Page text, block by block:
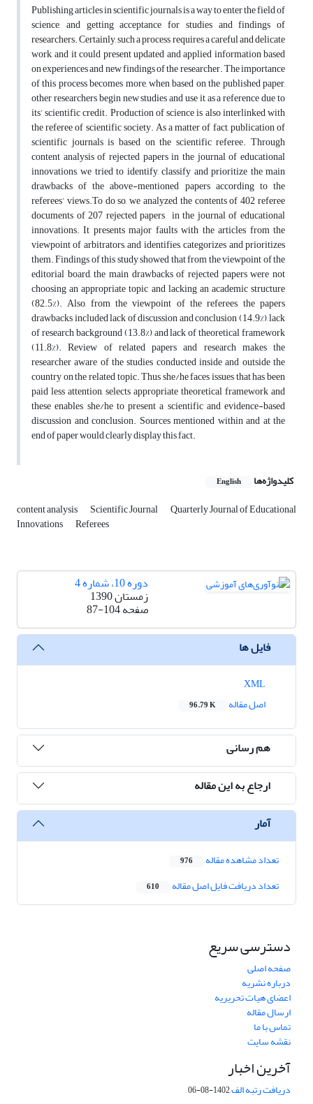
Publishing articles in scientific journals is a way to enter the field of
science, and getting acceptance for studies and findings of
researchers. Certainly, such a process requires a careful and delicate
work, and it could present updated and applied information based
on experiences and new findings of the researcher. The importance
of this process becomes more, when based on the published paper,
other researchers begin new studies and use it as a reference due to
its’ scientific credit. Production of science is also interlinked with
the referee of scientific society. As a matter of fact, publication of
scientific journals is based on the scientific referee. Through
content analysis of rejected papers in the journal of educational
innovations, we tried to identify, classify and prioritize the main
drawbacks of the above-mentioned papers according to the
referees’ views.To do so, we analyzed the contents of 402 referee
documents of 207 rejected papers in the journal of educational
innovations. It presents major faults with the articles from the
viewpoint of arbitrators, and identifies, categorizes and prioritizes
them. Findings of this study showed that from the viewpoint of the
editorial board, the main drawbacks of rejected papers were not
choosing an appropriate topic and lacking an academic structure
(82.5%). Also, from the viewpoint of the referees, the papers
drawbacks included lack of discussion and conclusion (14.9%), lack
of research background (13.8%) and lack of theoretical framework
(11.8%). Review of related papers and research makes the
researcher aware of the studies conducted inside and outside the
country on the related topic. Thus she/he faces issues that has been
paid less attention, selects appropriate theoretical framework and
these enables she/he to present a scientific and evidence-based
discussion and conclusion. Sources mentioned within and at the
end of paper would clearly display this fact.
کلیدواژه‌ها English
content analysis Scientific Journal Quarterly Journal of Educational
Innovations Referees
دوره 10، شماره 4
زمستان 1390
صفحه87-104
فایل ها
اصل مقاله
96.79 K
هم رسانی
ارجاع به این مقاله
آمار
تعداد مشاهده مقاله 976
تعداد دریافت فایل اصل مقاله 610
دسترسی سریع
صفحه اصلی
درباره نشریه
اعضای هیات تحریریه
ارسال مقاله
تماس با ما
نقشه سایت
آخرین اخبار
دریافت رتبه الف1402-08-06